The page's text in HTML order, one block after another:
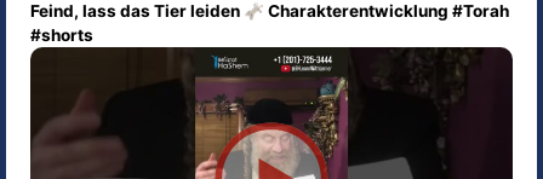
Feind, lass das Tier leiden 🫏 Charakterentwicklung #Torah
#shorts